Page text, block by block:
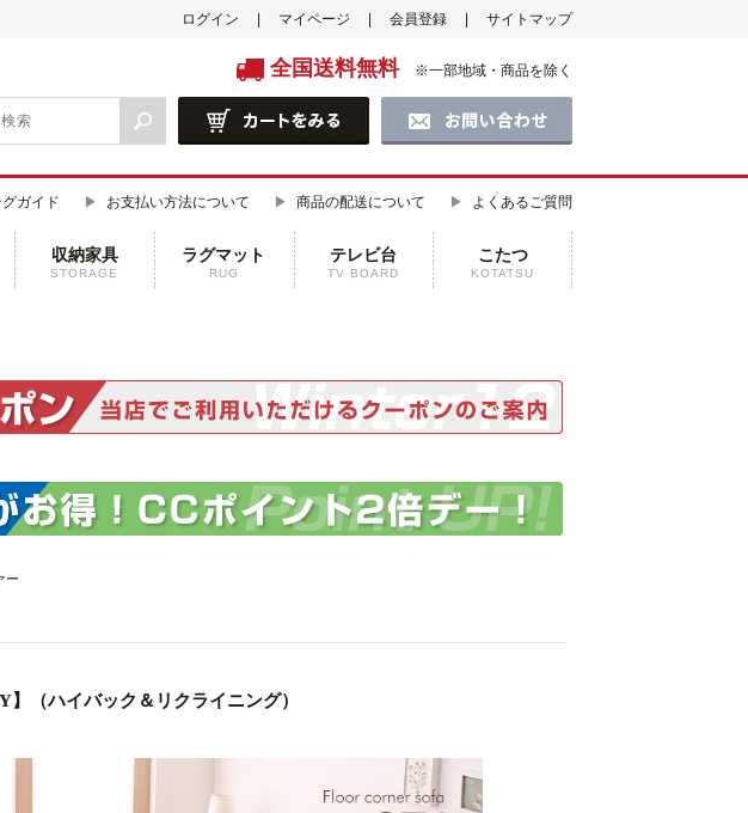
ログイン マイページ 会員登録 サイトマップ
全国送料無料 ※一部地域・商品を除く
ガイド お支払い方法について 商品の配送について よくあるご質問
収納家具
STORAGE
ラグマット
RUG
テレビ台
TV BOARD
こたつ
KOTATSU
ー
（ハイバック＆リクライニング）